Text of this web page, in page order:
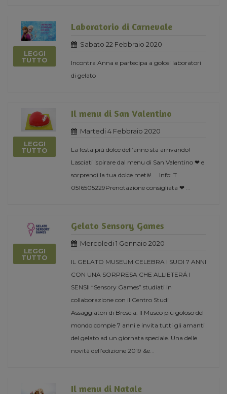
LEGGI
TUTTO
Laboratorio di Carnevale
Sabato 22 Febbraio 2020
Incontra Anna e partecipa a golosi laboratori
di gelato
LEGGI
TUTTO
Il menu di San Valentino
Martedi 4 Febbraio 2020
La festa più dolce dell’anno sta arrivando!
Lasciati ispirare dal menu di San Valentino ❤ e
sorprendi la tua dolce metà! Info: T
0516505229Prenotazione consigliata ❤
LEGGI
TUTTO
Gelato Sensory Games
Mercoledi 1 Gennaio 2020
IL GELATO MUSEUM CELEBRA I SUOI 7 ANNI
CON UNA SORPRESA CHE ALLIETERÁ I
SENSII “Sensory Games” studiati in
collaborazione con il Centro Studi
Assaggiatori di Brescia. Il Museo più goloso del
mondo compie 7 anni e invita tutti gli amanti
del gelato ad un giornata speciale. Una delle
novità dell’edizione 2019 &e
Il menu di Natale